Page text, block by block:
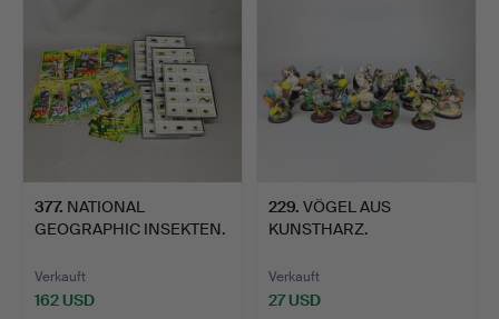
377. NATIONAL
GEOGRAPHIC INSEKTEN.
Verkauft
162 USD
229. VÖGEL AUS
KUNSTHARZ.
Verkauft
27 USD